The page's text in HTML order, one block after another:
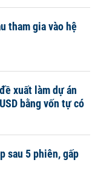
tham gia vào hệ
xuất làm dự án
bằng vốn tự có
sau 5 phiên, gấp